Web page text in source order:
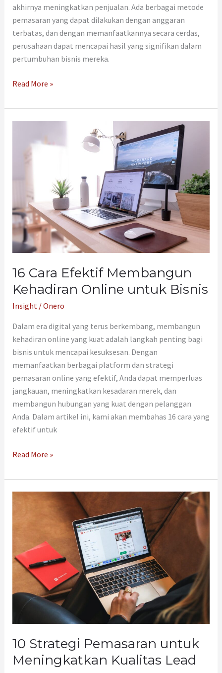
akhirnya meningkatkan penjualan. Ada berbagai metode
pemasaran yang dapat dilakukan dengan anggaran
terbatas, dan dengan memanfaatkannya secara cerdas,
perusahaan dapat mencapai hasil yang signifikan dalam
pertumbuhan bisnis mereka.
Read More »
16 Cara Efektif Membangun
Kehadiran Online untuk Bisnis
Insight/Onero
Dalam era digital yang terus berkembang, membangun
kehadiran online yang kuat adalah langkah penting bagi
bisnis untuk mencapai kesuksesan. Dengan
memanfaatkan berbagai platform dan strategi
pemasaran online yang efektif, Anda dapat memperluas
jangkauan, meningkatkan kesadaran merek, dan
membangun hubungan yang kuat dengan pelanggan
Anda. Dalam artikel ini, kami akan membahas 16 cara yang
efektif untuk
Efektif
untuk
Bisnis
Read More »
10 Strategi Pemasaran untuk
Meningkatkan Kualitas Lead
Meningkatkan
Kualitas
Lead